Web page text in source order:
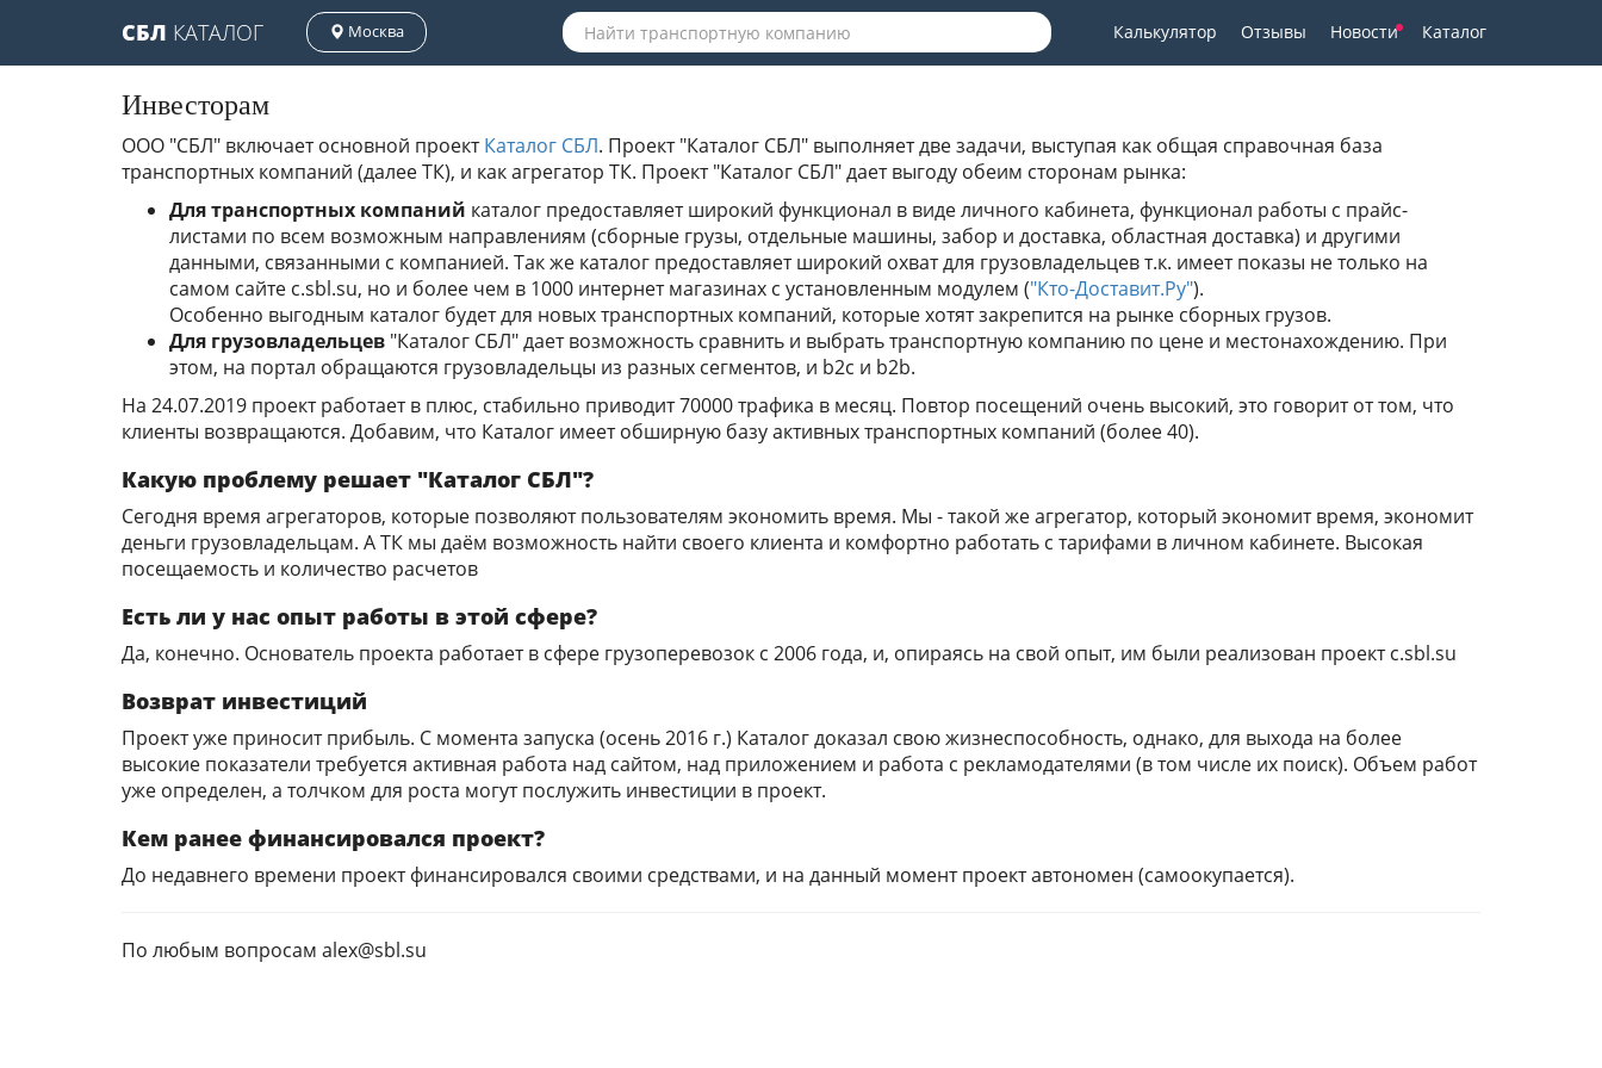
СБЛ КАТАЛОГ Москва Калькулятор Отзывы Новости Каталог
Инвесторам
ООО "СБЛ" включает основной проектКаталог СБЛ. Проект "Каталог СБЛ" выполняет две задачи, выступая как общая справочная база
транспортных компаний (далее ТК), и как агрегатор ТК. Проект "Каталог СБЛ" дает выгоду обеим сторонам рынка:
Для транспортных компаний каталог предоставляет широкий функционал в виде личного кабинета, функционал работы с прайс-
листами по всем возможным направлениям (сборные грузы, отдельные машины, забор и доставка, областная доставка) и другими
данными, связанными с компанией. Так же каталог предоставляет широкий охват для грузовладельцев т.к. имеет показы не только на
самом сайте c.sbl.su, но и более чем в 1000 интернет магазинах с установленным модулем ("Кто-Доставит.Ру").
Особенно выгодным каталог будет для новых транспортных компаний, которые хотят закрепится на рынке сборных грузов.
Для грузовладельцев "Каталог СБЛ" дает возможность сравнить и выбрать транспортную компанию по цене и местонахождению. При
этом, на портал обращаются грузовладельцы из разных сегментов, и b2c и b2b.
На 24.07.2019 проект работает в плюс, стабильно приводит 70000 трафика в месяц. Повтор посещений очень высокий, это говорит от том, что
клиенты возвращаются. Добавим, что Каталог имеет обширную базу активных транспортных компаний (более 40).
Какую проблему решает "Каталог СБЛ"?
Сегодня время агрегаторов, которые позволяют пользователям экономить время. Мы - такой же агрегатор, который экономит время, экономит
деньги грузовладельцам. А ТК мы даём возможность найти своего клиента и комфортно работать с тарифами в личном кабинете. Высокая
посещаемость и количество расчетов
Есть ли у нас опыт работы в этой сфере?
Да, конечно. Основатель проекта работает в сфере грузоперевозок с 2006 года, и, опираясь на свой опыт, им были реализован проект c.sbl.su
Возврат инвестиций
Проект уже приносит прибыль. С момента запуска (осень 2016 г.) Каталог доказал свою жизнеспособность, однако, для выхода на более
высокие показатели требуется активная работа над сайтом, над приложением и работа с рекламодателями (в том числе их поиск). Объем работ
уже определен, а толчком для роста могут послужить инвестиции в проект.
Кем ранее финансировался проект?
До недавнего времени проект финансировался своими средствами, и на данный момент проект автономен (самоокупается).
По любым вопросам alex@sbl.su